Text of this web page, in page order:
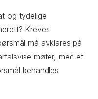
og tydelige
Kreves
må avklares på
møter, med et
behandles